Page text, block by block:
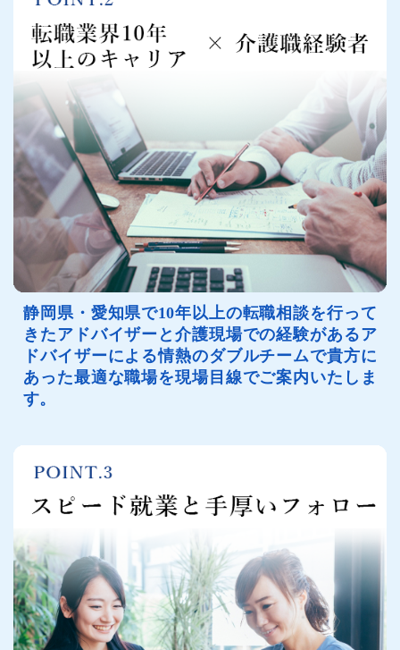
静岡県・愛知県で10年以上の転職相談を行って
きたアドバイザーと介護現場での経験があるア
ドバイザーによる情熱のダブルチームで貴方に
あった最適な職場を現場目線でご案内いたしま
す。